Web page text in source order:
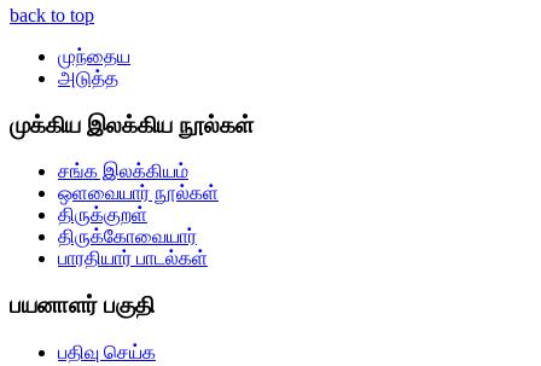
back to top
முந்தைய
அடுத்த
முக்கிய இலக்கிய நூல்கள்
சங்க இலக்கியம்
ஒளவையார் நூல்கள்
திருக்குறள்
திருக்கோவையார்
பாரதியார் பாடல்கள்
பயனாளர் பகுதி
பதிவு செய்க